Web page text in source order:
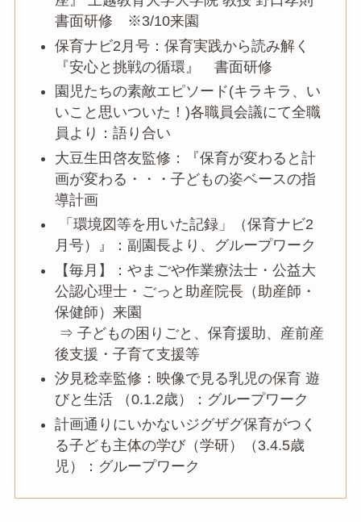
書面研修 ※3/10来園
保育ナビ2月号：保育実践から読み解く
『安心と挑戦の循環』 書面研修
園児たちの素敵エピソード(キラキラ、い
いこと思いついた！)各職員会議にて全職
員より：語り合い
大豆生田啓友監修：『保育が変わると計
画が変わる・・・子どもの姿ベースの指
導計画
「環境図等を用いた記録」（保育ナビ2
月号）』：副園長より、グループワーク
【毎月】：やまごや作業療法士・公益大
公認心理士・ごっと助産院長（助産師・
保健師）来園
⇒ 子どもの困りごと、保育援助、産前産
後支援・子育て支援等
汐見稔幸監修：映像で見る乳児の保育 遊
びと生活 （0.1.2歳）：グループワーク
計画通りにいかないジグザグ保育がつく
る子ども主体の学び（学研）（3.4.5歳
児）：グループワーク